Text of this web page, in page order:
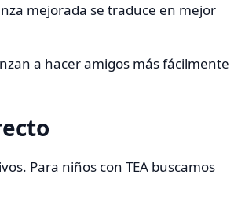
mejorada se traduce en mejor
a hacer amigos más fácilmente
Para niños con TEA buscamos